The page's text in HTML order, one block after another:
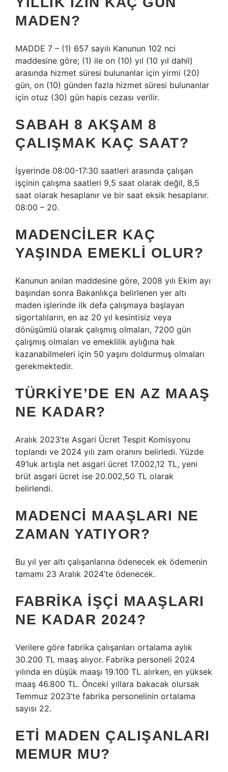
MADEN?
MADDE 7 – (1) 657 sayılı Kanunun 102 nci
maddesine göre; (1) ile on (10) yıl (10 yıl dahil)
arasında hizmet süresi bulunanlar için yirmi (20)
gün, on (10) günden fazla hizmet süresi bulunanlar
için otuz (30) gün hapis cezası verilir.
SABAH 8 AKŞAM 8
ÇALIŞMAK KAÇ SAAT?
İşyerinde 08:00-17:30 saatleri arasında çalışan
işçinin çalışma saatleri 9,5 saat olarak değil, 8,5
saat olarak hesaplanır ve bir saat eksik hesaplanır.
08:00 – 20.
MADENCILER KAÇ
YAŞINDA EMEKLI OLUR?
Kanunun anılan maddesine göre, 2008 yılı Ekim ayı
başından sonra Bakanlıkça belirlenen yer altı
maden işlerinde ilk defa çalışmaya başlayan
sigortalıların, en az 20 yıl kesintisiz veya
dönüşümlü olarak çalışmış olmaları, 7200 gün
çalışmış olmaları ve emeklilik aylığına hak
kazanabilmeleri için 50 yaşını doldurmuş olmaları
gerekmektedir.
TÜRKIYE’DE EN AZ MAAŞ
NE KADAR?
Aralık 2023’te Asgari Ücret Tespit Komisyonu
toplandı ve 2024 yılı zam oranını belirledi. Yüzde
49’luk artışla net asgari ücret 17.002,12 TL, yeni
brüt asgari ücret ise 20.002,50 TL olarak
belirlendi.
MADENCI MAAŞLARI NE
ZAMAN YATIYOR?
Bu yıl yer altı çalışanlarına ödenecek ek ödemenin
tamamı 23 Aralık 2024’te ödenecek.
FABRIKA IŞÇI MAAŞLARI
NE KADAR 2024?
Verilere göre fabrika çalışanları ortalama aylık
30.200 TL maaş alıyor. Fabrika personeli 2024
yılında en düşük maaşı 19.100 TL alırken, en yüksek
maaş 46.800 TL. Önceki yıllara bakacak olursak
Temmuz 2023’te fabrika personelinin ortalama
sayısı 22.
ETI MADEN ÇALIŞANLARI
MEMUR MU?